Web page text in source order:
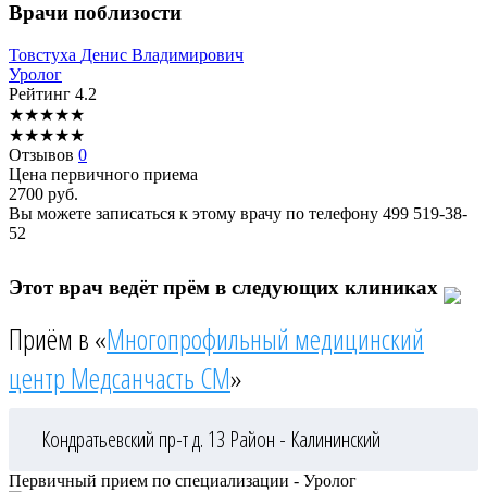
Врачи поблизости
Товстуха Денис Владимирович
Уролог
Рейтинг 4.2
★★★★★
★★★★★
Отзывов 0
Цена первичного приема
2700 руб.
Вы можете записаться к этому врачу по телефону 499 519-38-
52
Этот врач ведёт прём в следующих клиниках
Приём в «Многопрофильный медицинский
центр Медсанчасть СМ»
Кондратьевский пр-т д. 13 Район - Калининский
Первичный прием по специализации - Уролог